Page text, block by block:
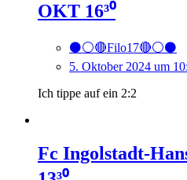
OKT 16³⁰
⚫️⚪️🔴Filo17🔴⚪️⚫️
5. Oktober 2024 um
Ich tippe auf ein 2:2
Fc Ingolstadt-